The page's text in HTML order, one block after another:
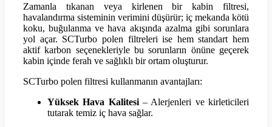
Zamanla tıkanan veya kirlenen bir kabin filtresi,
havalandırma sisteminin verimini düşürür; iç mekanda kötü
koku, buğulanma ve hava akışında azalma gibi sorunlara
yol açar. SCTurbo polen filtreleri ise hem standart hem
aktif karbon seçenekleriyle bu sorunların önüne geçerek
kabin içinde ferah ve sağlıklı bir ortam oluşturur.
SCTurbo polen filtresi kullanmanın avantajları:
Yüksek Hava Kalitesi– Alerjenleri ve kirleticileri
tutarak temiz iç hava sağlar.